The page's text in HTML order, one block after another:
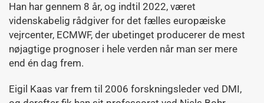
Han har gennem 8 år, og indtil 2022, været
videnskabelig rådgiver for det fælles europæiske
vejrcenter, ECMWF, der ubetinget producerer de mest
nøjagtige prognoser i hele verden når man ser mere
end én dag frem.
Eigil Kaas var frem til 2006 forskningsleder ved DMI,